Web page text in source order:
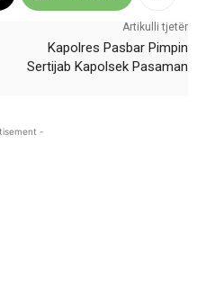
Artikulli tjetër
Kapolres Pasbar Pimpin
Sertijab Kapolsek Pasaman
-